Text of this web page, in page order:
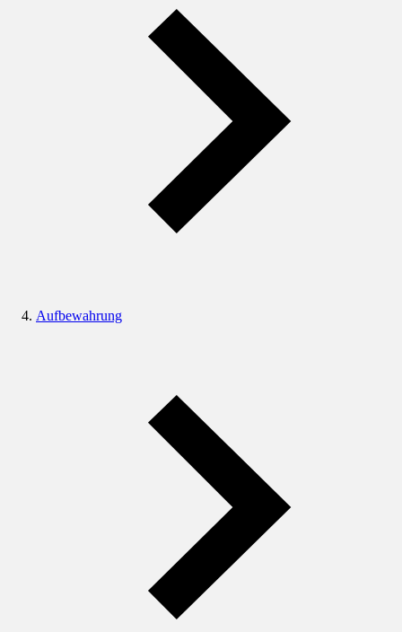
Aufbewahrung